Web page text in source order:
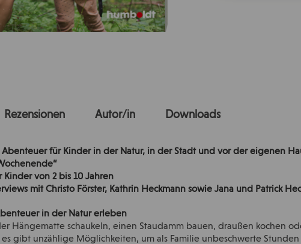
Rezensionen Autor/in Downloads
Abenteuer für Kinder in der Natur, in der Stadt und vor der eigenen
Kinder von 2 bis 10 Jahren
mit Christo Förster, Kathrin Heckmann sowie Jana und Patrick
in der Natur erleben
Hängematte schaukeln, einen Staudamm bauen, draußen kochen
gibt unzählige Möglichkeiten, um als Familie unbeschwerte